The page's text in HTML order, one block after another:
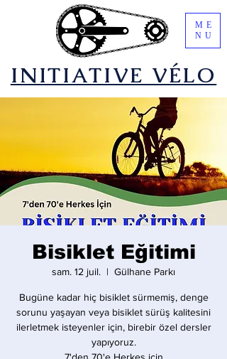
​INITIATIVE VÉLO
ME
NU
Bisiklet Eğitimi
sam. 12 juil.
  |
Gülhane Parkı
Bugüne kadar hiç bisiklet sürmemiş, denge
sorunu yaşayan veya bisiklet sürüş kalitesini
ilerletmek isteyenler için, birebir özel dersler
yapıyoruz.